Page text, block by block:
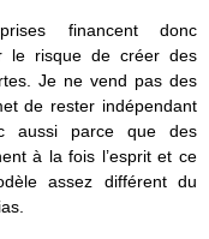
financent donc
le risque de créer des
Je ne vend pas des
de rester indépendant
aussi parce que des
à la fois l’esprit et ce
assez différent du